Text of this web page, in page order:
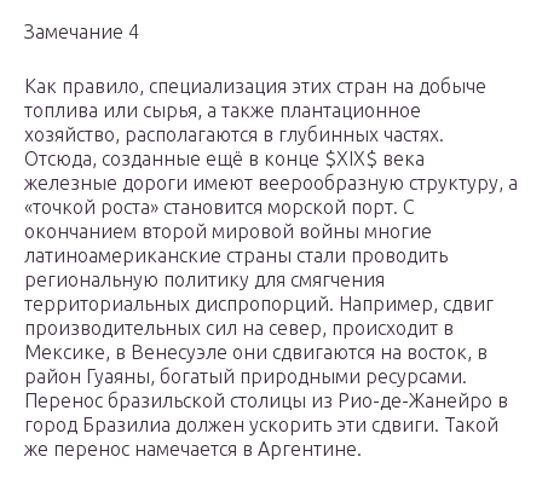
Замечание 4
Как правило, специализация этих стран на добыче
топлива или сырья, а также плантационное
хозяйство, располагаются в глубинных частях.
Отсюда, созданные ещё в конце $XIX$ века
железные дороги имеют веерообразную структуру, а
«точкой роста» становится морской порт. С
окончанием второй мировой войны многие
латиноамериканские страны стали проводить
региональную политику для смягчения
территориальных диспропорций. Например, сдвиг
производительных сил на север, происходит в
Мексике, в Венесуэле они сдвигаются на восток, в
район Гуаяны, богатый природными ресурсами.
Перенос бразильской столицы из Рио-де-Жанейро в
город Бразилиа должен ускорить эти сдвиги. Такой
же перенос намечается в Аргентине.